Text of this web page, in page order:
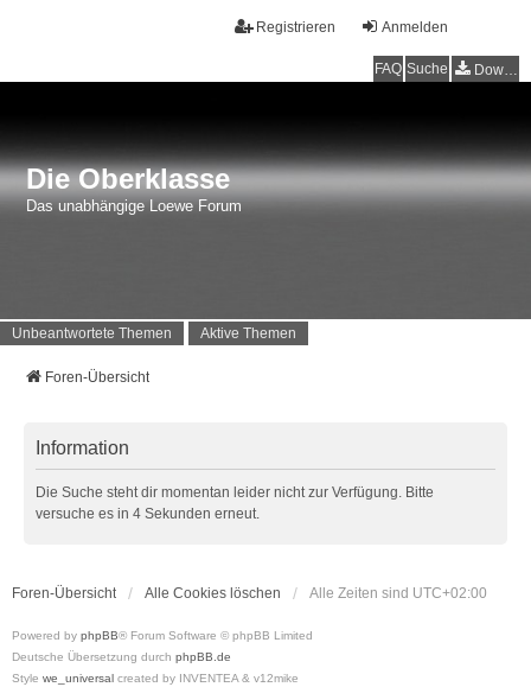
Anmelden
Registrieren
FAQ Suche Downloads
Die Oberklasse
Das unabhängige Loewe Forum
Unbeantwortete Themen Aktive Themen
Foren-Übersicht
Information
Die Suche steht dir momentan leider nicht zur Verfügung. Bitte
versuche es in 4 Sekunden erneut.
Foren-Übersicht Alle Cookies löschen Alle Zeiten sind UTC+02:00
Powered by phpBB® Forum Software © phpBB Limited
Deutsche Übersetzung durch phpBB.de
Style we_universal created by INVENTEA & v12mike